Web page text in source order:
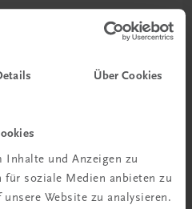
Über Cookies
Inhalte und Anzeigen zu
soziale Medien anbieten zu
Website zu analysieren.